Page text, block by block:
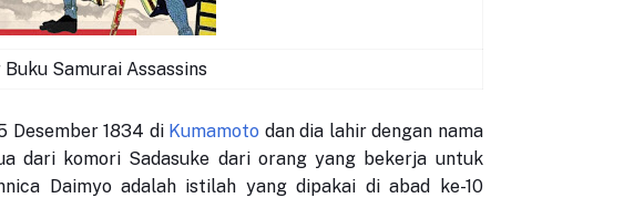
Buku Samurai Assassins
Desember 1834 di Kumamoto dan dia lahir dengan nama
dari komori Sadasuke dari orang yang bekerja untuk
Daimyo adalah istilah yang dipakai di abad ke-10